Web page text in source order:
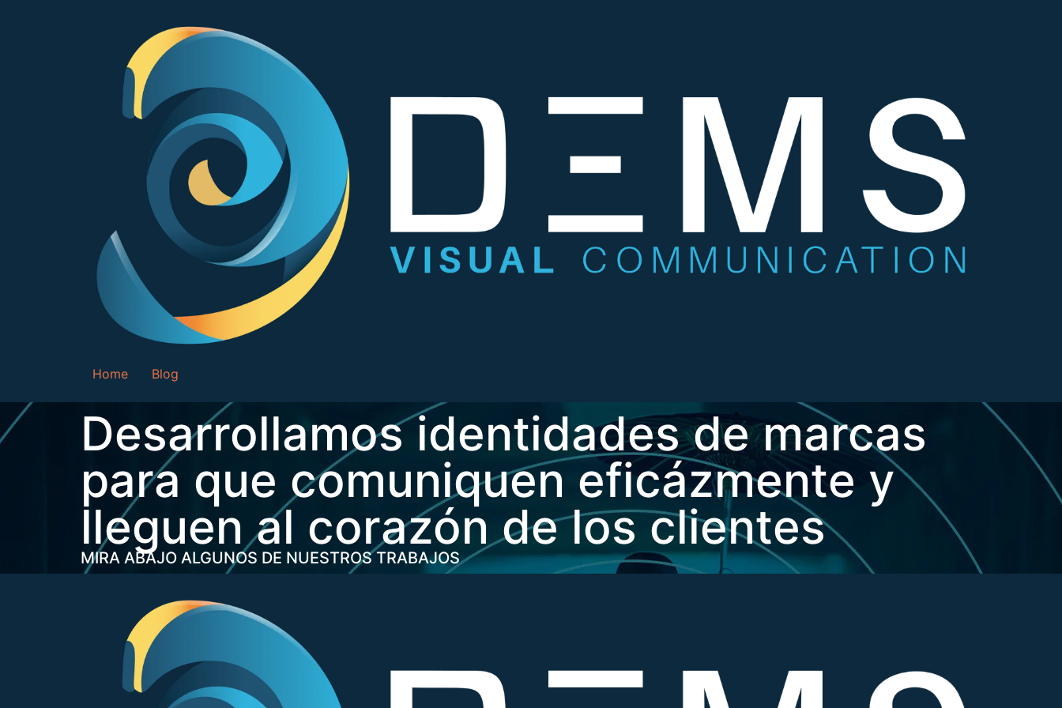
Home Blog
Desarrollamos identidades de marcas
para que comuniquen eficázmente y
lleguen al corazón de los clientes
MIRA ABAJO ALGUNOS DE NUESTROS TRABAJOS